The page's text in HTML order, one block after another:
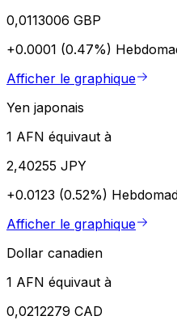
0,0113006 GBP
+0.0001 (0.47%)
Afficher le graphique
Yen japonais
1 AFN équivaut à
2,40255 JPY
+0.0123 (0.52%)
Afficher le graphique
Dollar canadien
1 AFN équivaut à
0,0212279 CAD